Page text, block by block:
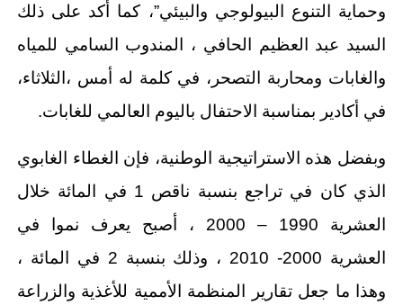
وحماية التنوع البيولوجي والبيئي”، كما أكد على ذلك
السيد عبد العظيم الحافي ، المندوب السامي للمياه
والغابات ومحاربة التصحر، في كلمة له أمس ،الثلاثاء،
في أكادير بمناسبة الاحتفال باليوم العالمي للغابات.
وبفضل هذه الاستراتيجية الوطنية، فإن الغطاء الغابوي
الذي كان في تراجع بنسبة ناقص 1 في المائة خلال
العشرية 1990 – 2000 ، أصبح يعرف نموا في
العشرية 2000- 2010 ، وذلك بنسبة 2 في المائة ،
وهذا ما جعل تقارير المنظمة الأممية للأغذية والزراعة